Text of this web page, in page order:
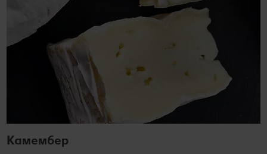
Камембер